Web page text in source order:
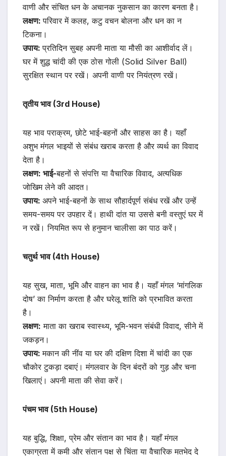
वाणी और संचित धन के अचानक नुकसान का कारण बनता है।
लक्षण:परिवार में कलह, कटु वचन बोलना और धन का न
टिकना।
उपाय:प्रतिदिन सुबह अपनी माता या मौसी का आशीर्वाद लें।
घर में शुद्ध चांदी की एक ठोस गोली (Solid Silver Ball)
सुरक्षित स्थान पर रखें। अपनी वाणी पर नियंत्रण रखें।
तृतीय भाव (3rd House)
यह भाव पराक्रम, छोटे भाई-बहनों और साहस का है। यहाँ
अशुभ मंगल भाइयों से संबंध खराब करता है और व्यर्थ का विवाद
देता है।
लक्षण: भाई-बहनों से संपत्ति या वैचारिक विवाद, अत्यधिक
जोखिम लेने की आदत।
उपाय: अपने भाई-बहनों के साथ सौहार्दपूर्ण संबंध रखें और उन्हें
समय-समय पर उपहार दें। हाथी दांत या उससे बनी वस्तुएं घर में
न रखें। नियमित रूप से हनुमान चालीसा का पाठ करें।
चतुर्थ भाव (4th House)
यह सुख, माता, भूमि और वाहन का भाव है। यहाँ मंगल ‘मांगलिक
दोष’ का निर्माण करता है और घरेलू शांति को प्रभावित करता
है।
लक्षण: माता का खराब स्वास्थ्य, भूमि-भवन संबंधी विवाद, सीने में
जकड़न।
उपाय:मकान की नींव या घर की दक्षिण दिशा में चांदी का एक
चौकोर टुकड़ा दबाएं। मंगलवार के दिन बंदरों को गुड़ और चना
खिलाएं। अपनी माता की सेवा करें।
पंचम भाव (5th House)
यह बुद्धि, शिक्षा, प्रेम और संतान का भाव है। यहाँ मंगल
एकाग्रता में कमी और संतान पक्ष से चिंता या वैचारिक मतभेद दे